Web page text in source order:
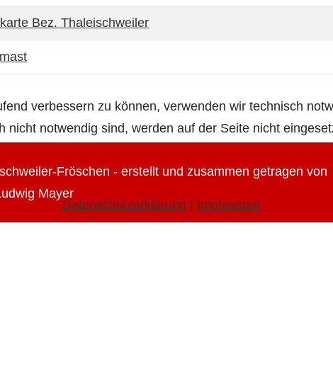
Bez. Thaleischweiler
Fröschen - erstellt und zusammen getragen von
Mayer
verbessern zu können, verwenden wir technisch
notwendig sind, werden auf der Seite nicht
Datenschutzerklärung | Impressum